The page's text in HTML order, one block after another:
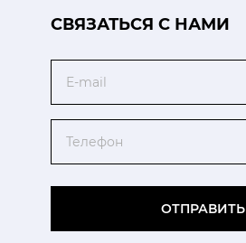
CВЯЗАТЬСЯ С НАМИ
ОТПРАВИТЬ